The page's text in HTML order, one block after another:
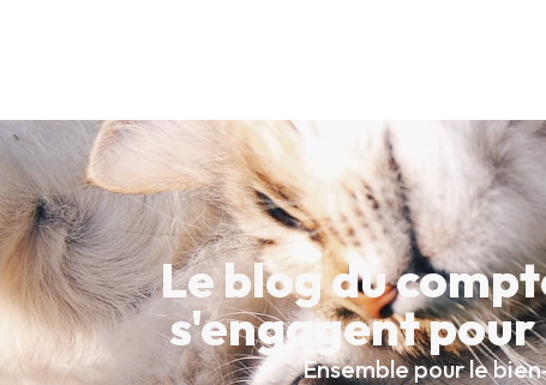
Le blog du
s'engagent
Ensemble pour le